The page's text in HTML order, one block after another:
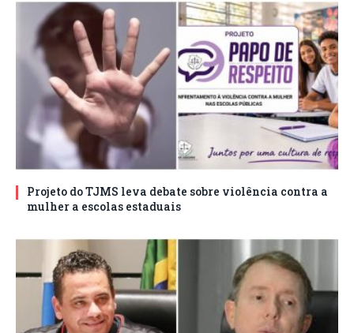
Projeto do TJMS leva debate sobre violência contra a
mulher a escolas estaduais